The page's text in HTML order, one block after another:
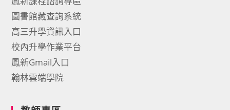
圖書館藏查詢系統
高三升學資訊入口
校內升學作業平台
鳳新Gmail入口
翰林雲端學院